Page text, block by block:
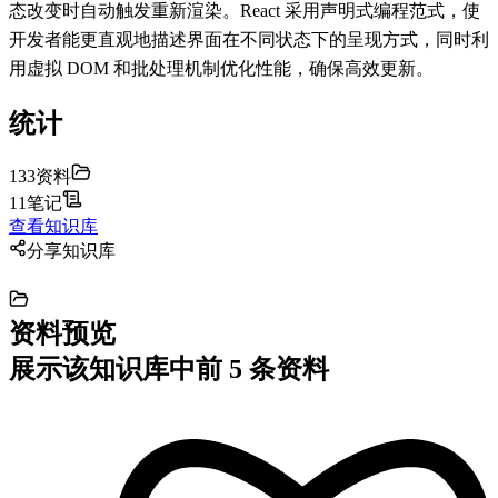
态改变时自动触发重新渲染。React 采用声明式编程范式，使
开发者能更直观地描述界面在不同状态下的呈现方式，同时利
用虚拟 DOM 和批处理机制优化性能，确保高效更新。
统计
133资料
11笔记
查看知识库
分享知识库
资料预览
展示该知识库中前 5 条资料